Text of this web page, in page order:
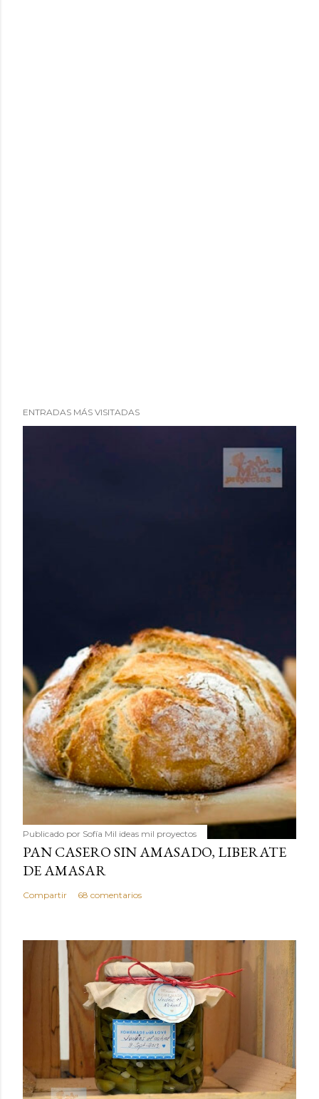
ENTRADAS MÁS VISITADAS
Publicado por Sofía Mil ideas mil proyectos
PAN CASERO SIN AMASADO, LIBERATE
DE AMASAR
Compartir 68 comentarios